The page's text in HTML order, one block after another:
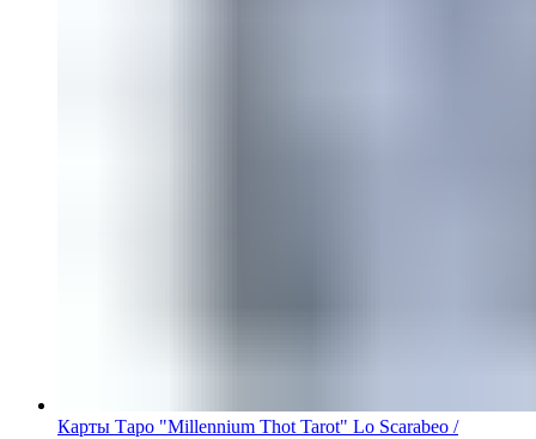
Карты Таро "Millennium Thot Tarot" Lo Scarabeo /